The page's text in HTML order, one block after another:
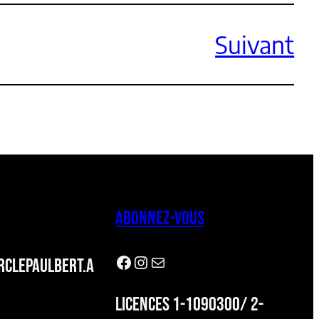
Suivant
ABONNEZ-VOUS
Facebook Instagram Newsletter
LICENCES 1-1090300/ 2-